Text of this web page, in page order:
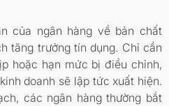
của ngân hàng về bản chất
tăng trưởng tín dụng. Chỉ cần
hoặc hạn mức bị điều chỉnh,
doanh sẽ lập tức xuất hiện.
các ngân hàng thường bắt